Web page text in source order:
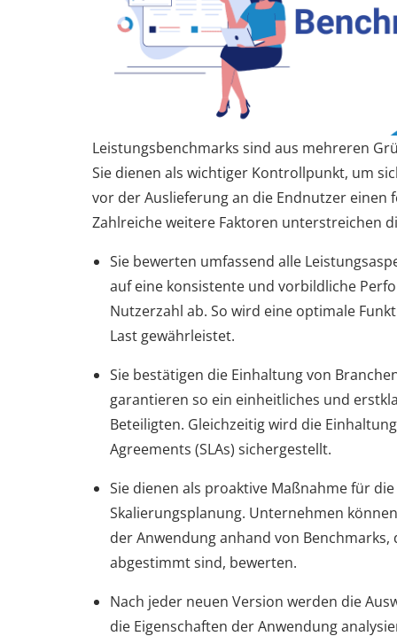
Leistungsbenchmarks sind aus mehreren
Sie dienen als wichtiger Kontrollpunkt, um
vor der Auslieferung an die Endnutzer einen
Zahlreiche weitere Faktoren unterstreichen
Sie bewerten umfassend alle
auf eine konsistente und vorbildliche
Nutzerzahl ab. So wird eine optimale
Last gewährleistet.
Sie bestätigen die Einhaltung von
garantieren so ein einheitliches und
Beteiligten. Gleichzeitig wird die
Agreements (SLAs) sichergestellt.
Sie dienen als proaktive Maßnahme für
Skalierungsplanung. Unternehmen
der Anwendung anhand von Benchmarks,
abgestimmt sind, bewerten.
Nach jeder neuen Version werden die
die Eigenschaften der Anwendung